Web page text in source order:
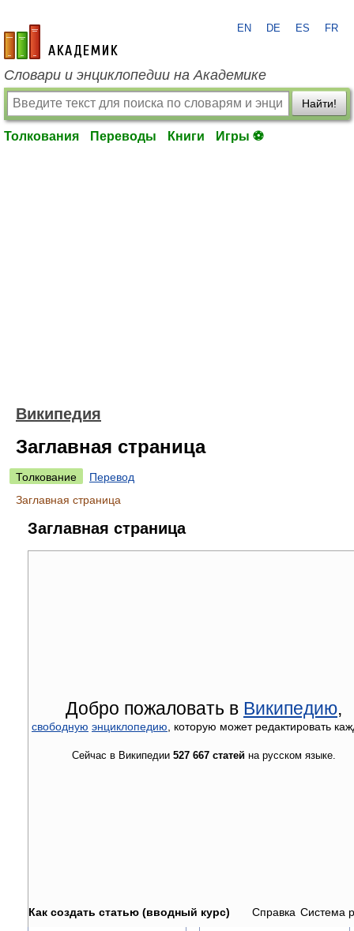
academic.ru
EN DE ES FR
Словари и энциклопедии на Академике
Найти!
Толкования Переводы Книги Игры ⚽
Википедия
Заглавная страница
Толкование
Перевод
Заглавная страница
Заглавная страница
Добро пожаловать в Википедию,
свободную энциклопедию , которую может редактировать
Сейчас в Википедии 527 667 статей на русском языке.
Как создать статью (вводный курс) Справка Система